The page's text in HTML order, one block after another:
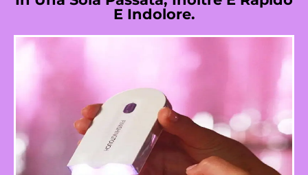
E Indolore.